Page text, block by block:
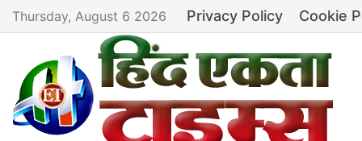
Thursday, August 6 2026 Privacy Policy Cookie